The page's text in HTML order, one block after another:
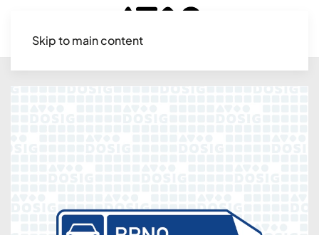
Skip to main content